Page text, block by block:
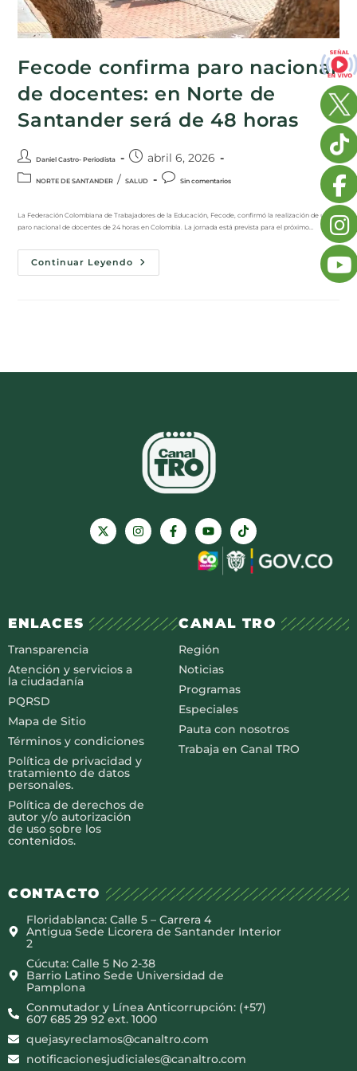
Fecode confirma paro nacional
de docentes: en Norte de
Santander será de 48 horas
Daniel Castro- Periodista abril 6, 2026
NORTE DE SANTANDER / SALUD Sin comentarios
La Federación Colombiana de Trabajadores de la Educación, Fecode, confirmó la realización de un
paro nacional de docentes de 24 horas en Colombia. La jornada está prevista para el próximo…
Continuar Leyendo
ENLACES
Transparencia
Atención y servicios a
la ciudadanía
PQRSD
Mapa de Sitio
Términos y condiciones
Política de privacidad y
tratamiento de datos
personales.
Política de derechos de
autor y/o autorización
de uso sobre los
contenidos.
CANAL TRO
Región
Noticias
Programas
Especiales
Pauta con nosotros
Trabaja en Canal TRO
CONTACTO
Floridablanca: Calle 5 – Carrera 4
Antigua Sede Licorera de Santander Interior
2
Cúcuta: Calle 5 No 2-38
Barrio Latino Sede Universidad de
Pamplona
Conmutador y Línea Anticorrupción: (+57)
607 685 29 92 ext. 1000
quejasyreclamos@canaltro.com
notificacionesjudiciales@canaltro.com